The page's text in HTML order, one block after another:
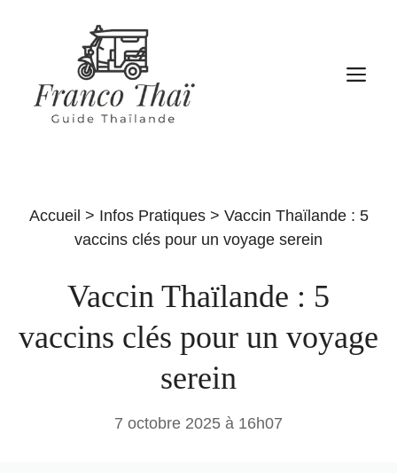
Accueil > Infos Pratiques> Vaccin Thaïlande : 5
vaccins clés pour un voyage serein
Vaccin Thaïlande : 5
vaccins clés pour un voyage
serein
7 octobre 2025 à 16h07